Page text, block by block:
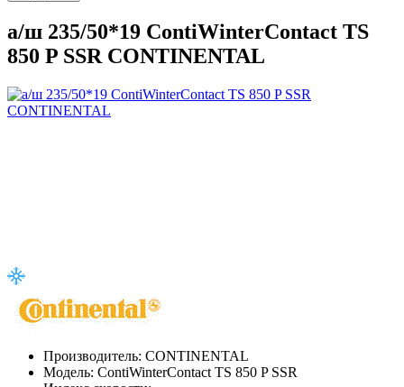
а/ш 235/50*19 ContiWinterContact TS
850 P SSR CONTINENTAL
Производитель: CONTINENTAL
Модель: ContiWinterContact TS 850 P SSR